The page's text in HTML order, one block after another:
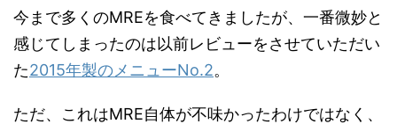
今まで多くのMREを食べてきましたが、一番微妙と
感じてしまったのは以前レビューをさせていただい
た2015年製のメニューNo.2。
ただ、これはMRE自体が不味かったわけではなく、